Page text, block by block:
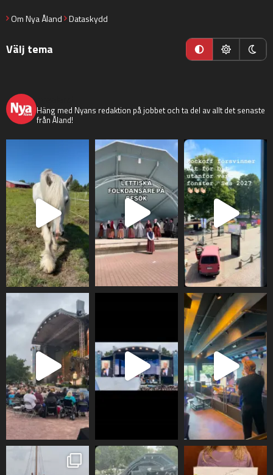
Om Nya Åland Dataskydd
Välj tema
Häng med Nyans redaktion på jobbet och ta del av allt det senaste
från Åland!